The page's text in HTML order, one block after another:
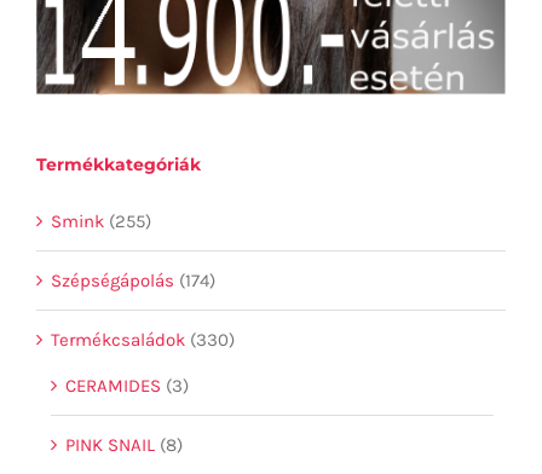
Termékkategóriák
Smink (255)
Szépségápolás (174)
Termékcsaládok (330)
CERAMIDES (3)
PINK SNAIL (8)